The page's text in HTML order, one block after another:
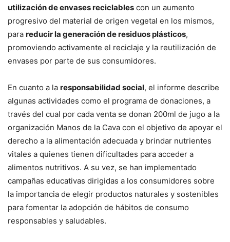
utilización de envases reciclables con un aumento
progresivo del material de origen vegetal en los mismos,
para reducir la generación de residuos plásticos,
promoviendo activamente el reciclaje y la reutilización de
envases por parte de sus consumidores.
En cuanto a la responsabilidad social, el informe describe
algunas actividades como el programa de donaciones, a
través del cual por cada venta se donan 200ml de jugo a la
organización Manos de la Cava con el objetivo de apoyar el
derecho a la alimentación adecuada y brindar nutrientes
vitales a quienes tienen dificultades para acceder a
alimentos nutritivos. A su vez, se han implementado
campañas educativas dirigidas a los consumidores sobre
la importancia de elegir productos naturales y sostenibles
para fomentar la adopción de hábitos de consumo
responsables y saludables.